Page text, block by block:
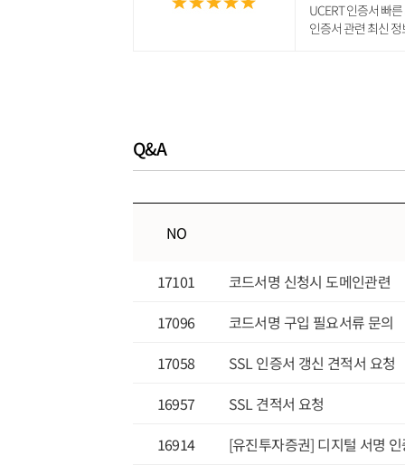
UCERT 인증서 빠
인증서 관련 최신
Q&A
NO
17101
코드서명 신청시 도메인관련
17096
코드서명 구입 필요서류 문의
17058
SSL 인증서 갱신 견적서 요청
16957
SSL 견적서 요청
16914
[유진투자증권] 디지털 서명